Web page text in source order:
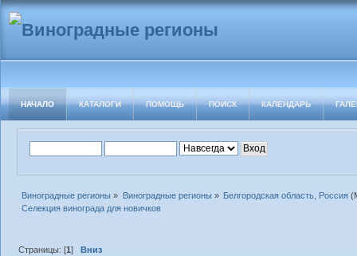
НАЧАЛО КАТАЛОГИ ПОМОЩЬ ПОИСК КАЛЕНДАРЬ
Виноградные регионы » Виноградные регионы » Белгородская область, Россия
Селекция винограда для новичков
Страницы: [1] Вниз